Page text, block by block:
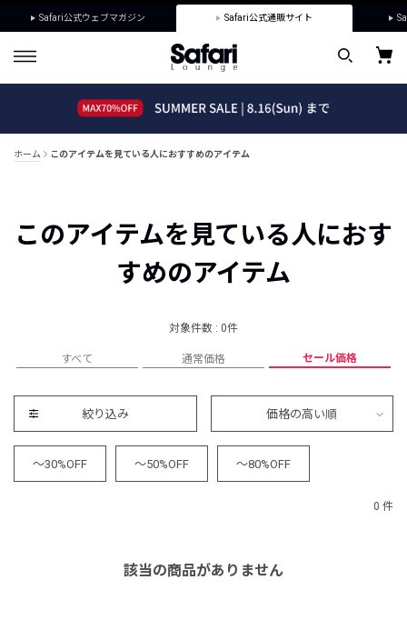
Safari公式ウェブマガジン Safari公式通販サイト
ホーム このアイテムを見ている人におすすめのアイテム
このアイテムを見ている人におす
すめのアイテム
対象件数 : 0件
すべて 通常価格 セール価格
絞り込み 価格の高い順
～30%OFF ～50%OFF ～80%OFF
0 件
該当の商品がありません